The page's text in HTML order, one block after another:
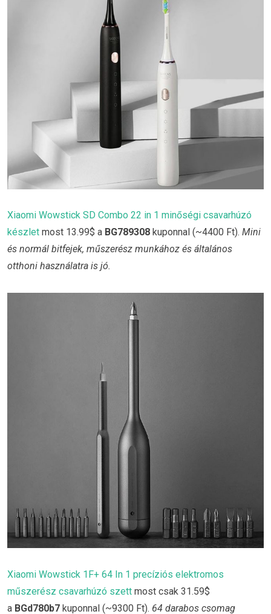
Xiaomi Wowstick SD Combo 22 in 1 minőségi csavarhúzó
készlet most 13.99$ a BG789308 kuponnal (~4400 Ft). Mini
és normál bitfejek, műszerész munkához és általános
otthoni használatra is jó.
Xiaomi Wowstick 1F+ 64 In 1 precíziós elektromos
műszerész csavarhúzó szett most csak 31.59$
a BGd780b7 kuponnal (~9300 Ft). 64 darabos csomag